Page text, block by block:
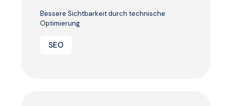
Bessere Sichtbarkeit durch technische
Optimierung
SEO